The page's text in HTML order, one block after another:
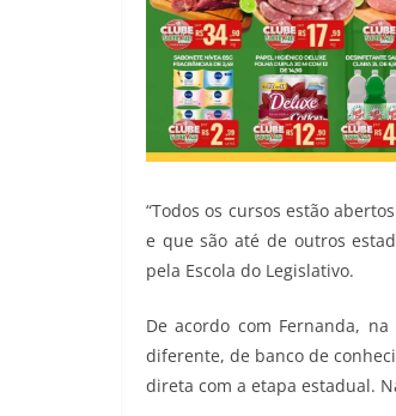
“Todos os cursos estão
e que são até de outros
pela Escola do Legislativo.
De acordo com Fernanda,
diferente, de banco de
direta com a etapa estadual.